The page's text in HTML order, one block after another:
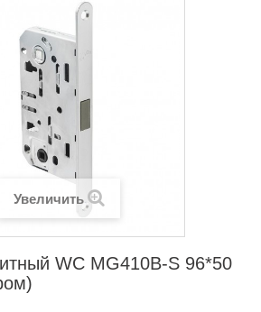
Увеличить
WC MG410B-S 96*50